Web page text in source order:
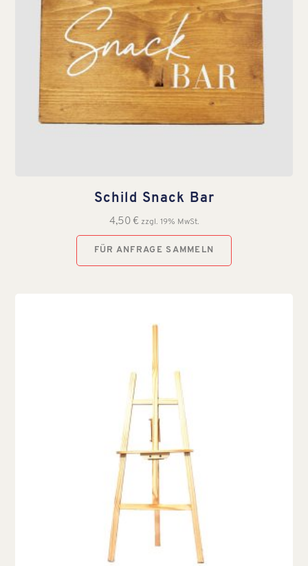
Schild Snack Bar
4,50 € zzgl. 19% MwSt.
FÜR ANFRAGE SAMMELN